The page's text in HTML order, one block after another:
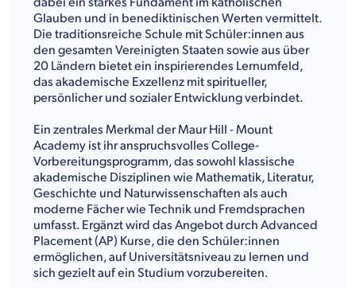
Glauben und in benediktinischen Werten vermittelt.
Die traditionsreiche Schule mit Schüler:innen aus
den gesamten Vereinigten Staaten sowie aus über
20 Ländern bietet ein inspirierendes Lernumfeld,
das akademische Exzellenz mit spiritueller,
persönlicher und sozialer Entwicklung verbindet.
Ein zentrales Merkmal der Maur Hill - Mount
Academy ist ihr anspruchsvolles College-
Vorbereitungsprogramm, das sowohl klassische
akademische Disziplinen wie Mathematik, Literatur,
Geschichte und Naturwissenschaften als auch
moderne Fächer wie Technik und Fremdsprachen
umfasst. Ergänzt wird das Angebot durch Advanced
Placement (AP) Kurse, die den Schüler:innen
ermöglichen, auf Universitätsniveau zu lernen und
sich gezielt auf ein Studium vorzubereiten.